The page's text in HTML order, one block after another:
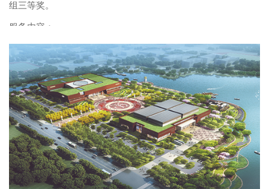
组三等奖。
服务内容：
BIM实施方案定制、BIM标准体系定制、BIM管理体系定制、
BIM应用指导与培训、BIM应用招标要求制定、BIM应用合同
条款制定、BIM投标响应程度审核、BIM应用协调会议召集、
BIM应用进度、质量管理、BIM应用成果审核验收、BIM应用
总结及评价。